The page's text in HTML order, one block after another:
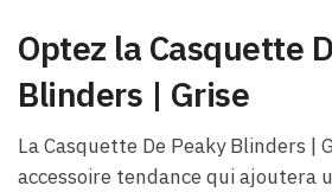
Optez la Casquette
Blinders​ | Grise
La Casquette De Peaky Blinders​ |
accessoire tendance qui ajoutera